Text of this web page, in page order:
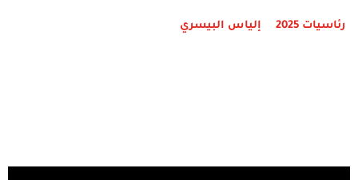
رئاسيات 2025 إلياس البيسري